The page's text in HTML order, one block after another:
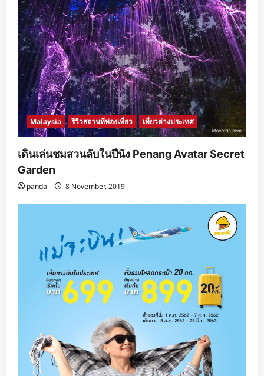
Malaysia รีวิวสถานที่ท่องเที่ยว เที่ยวต่างประเทศ
เดินเล่นชมสวนลับในปีนัง Penang Avatar Secret
Garden
panda 8 November, 2019